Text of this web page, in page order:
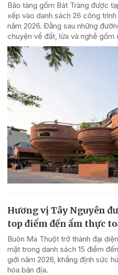
Bảo tàng gốm Bát Tràng được
xếp vào danh sách 26 công
năm 2026. Đằng sau những
chuyện về đất, lửa và nghề gốm
Hương vị Tây Nguyên
top điểm đến ẩm thực
Buôn Ma Thuột trở thành đại
mặt trong danh sách 15 điểm
giới năm 2026, khẳng định sức
hóa bản địa.